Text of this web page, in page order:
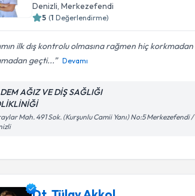
Denizli, Merkezefendi
5 (1 Değerlendirme)
ilk dış kontrolu olmasına rağmen hiç korkmadan
geçti...
Devamı
AĞIZ VE DİŞ SAĞLIĞI
Mah. 491 Sok. (Kurşunlu Camii Yanı) No:5 Merkezefendi /